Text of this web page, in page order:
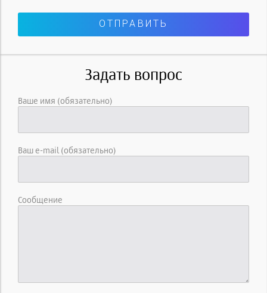
Задать вопрос
Ваше имя (обязательно)
Ваш e-mail (обязательно)
Сообщение